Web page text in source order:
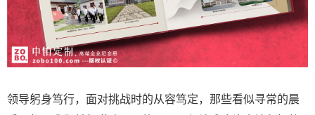
领导躬身笃行，面对挑战时的从容笃定，那些看似寻常的晨